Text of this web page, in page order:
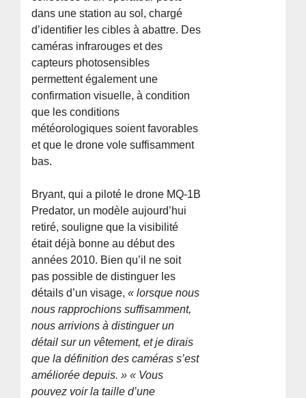
dans une station au sol, chargé
d’identifier les cibles à abattre. Des
caméras infrarouges et des
capteurs photosensibles
permettent également une
confirmation visuelle, à condition
que les conditions
météorologiques soient favorables
et que le drone vole suffisamment
bas.
Bryant, qui a piloté le drone MQ-1B
Predator, un modèle aujourd’hui
retiré, souligne que la visibilité
était déjà bonne au début des
années 2010. Bien qu’il ne soit
pas possible de distinguer les
détails d’un visage,« lorsque nous
nous rapprochions suffisamment,
nous arrivions à distinguer un
détail sur un vêtement, et je dirais
que la définition des caméras s’est
améliorée depuis. » « Vous
pouvez voir la taille d’une